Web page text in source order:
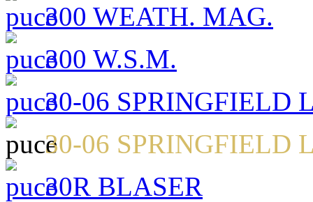
300 WEATH. MAG.
300 W.S.M.
30-06 SPRINGFIELD
30-06 SPRINGFIELD
30R BLASER